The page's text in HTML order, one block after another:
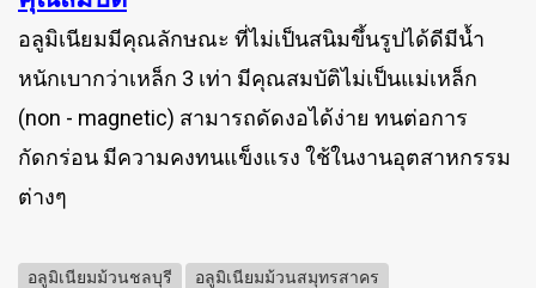
อลูมิเนียมมีคุณลักษณะ ที่ไม่เป็นสนิมขึ้นรูปได้ดีมีน้ำ
หนักเบากว่าเหล็ก 3 เท่า มีคุณสมบัติไม่เป็นแม่เหล็ก
(non - magnetic) สามารถดัดงอได้ง่าย ทนต่อการ
กัดกร่อน มีความคงทนแข็งแรง ใช้ในงานอุตสาหกรรม
ต่างๆ
อลูมิเนียมม้วนชลบุรี
อลูมิเนียมม้วนสมุทรสาคร